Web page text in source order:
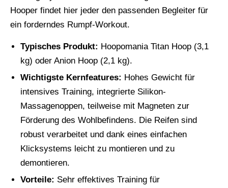
Hooper findet hier jeder den passenden Begleiter für
ein forderndes Rumpf-Workout.
Typisches Produkt: Hoopomania Titan Hoop (3,1
kg) oder Anion Hoop (2,1 kg).
Wichtigste Kernfeatures: Hohes Gewicht für
intensives Training, integrierte Silikon-
Massagenoppen, teilweise mit Magneten zur
Förderung des Wohlbefindens. Die Reifen sind
robust verarbeitet und dank eines einfachen
Klicksystems leicht zu montieren und zu
demontieren.
Vorteile: Sehr effektives Training für